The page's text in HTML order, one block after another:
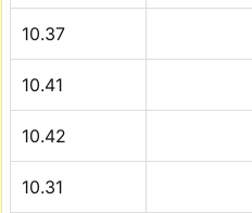
10.37
10.41
10.42
10.31